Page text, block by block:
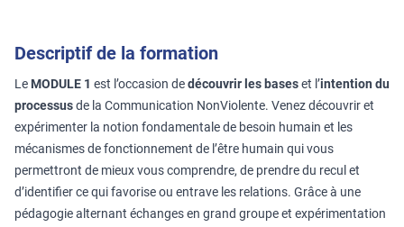
Descriptif de la formation
Le MODULE 1 est l’occasion dedécouvrir les baseset l’intention du
processusde la Communication NonViolente. Venez découvrir et
expérimenter la notion fondamentale de besoin humain et les
mécanismes de fonctionnement de l’être humain qui vous
permettront de mieux vous comprendre, de prendre du recul et
d’identifier ce qui favorise ou entrave les relations. Grâce à une
pédagogie alternant échanges en grand groupe et expérimentation